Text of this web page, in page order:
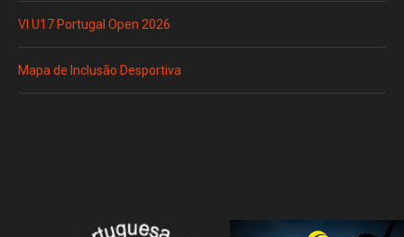
VI U17 Portugal Open 2026
Mapa de Inclusão Desportiva